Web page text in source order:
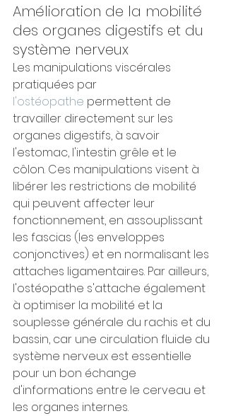
Amélioration de la mobilité
des organes digestifs et du
système nerveux
Les manipulations viscérales
pratiquées par
l'ostéopathe permettent de
travailler directement sur les
organes digestifs, à savoir
l'estomac, l'intestin grêle et le
côlon. Ces manipulations visent à
libérer les restrictions de mobilité
qui peuvent affecter leur
fonctionnement, en assouplissant
les fascias (les enveloppes
conjonctives) et en normalisant les
attaches ligamentaires. Par ailleurs,
l'ostéopathe s'attache également
à optimiser la mobilité et la
souplesse générale du rachis et du
bassin, car une circulation fluide du
système nerveux est essentielle
pour un bon échange
d'informations entre le cerveau et
les organes internes.